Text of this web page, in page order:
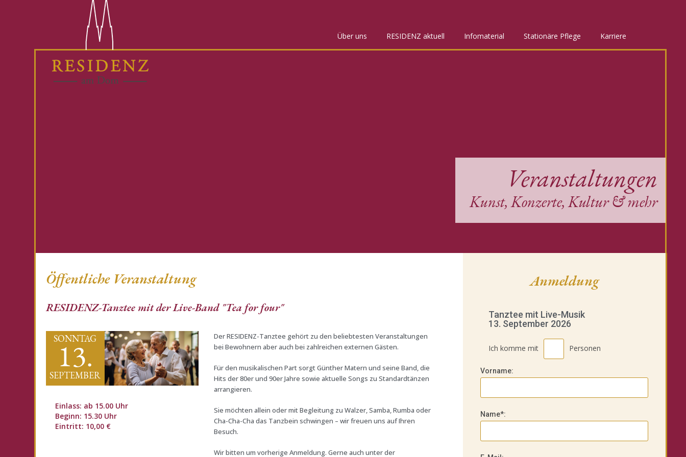
Über uns RESIDENZ aktuell Infomaterial Stationäre Pflege Karriere
Veranstaltungen
Kunst, Konzerte, Kultur & mehr
Öffentliche Veranstaltung
RESIDENZ-Tanztee mit der Live-Band "Tea for four"
SONNTAG
13.
SEPTEMBER
Einlass: ab 15.00 Uhr
Beginn: 15.30 Uhr
Eintritt: 10,00 €
Der RESIDENZ-Tanztee gehört zu den beliebtesten Veranstaltungen
bei Bewohnern aber auch bei zahlreichen externen Gästen.
Für den musikalischen Part sorgt Günther Matern und seine Band, die
Hits der 80er und 90er Jahre sowie aktuelle Songs zu Standardtänzen
arrangieren.
Sie möchten allein oder mit Begleitung zu Walzer, Samba, Rumba oder
Cha-Cha-Cha das Tanzbein schwingen – wir freuen uns auf Ihren
Besuch.
Wir bitten um vorherige Anmeldung. Gerne auch unter der
Anmeldung
Tanztee mit Live-Musik
13. September 2026
Ich komme mit Personen
Vorname:
Name*: